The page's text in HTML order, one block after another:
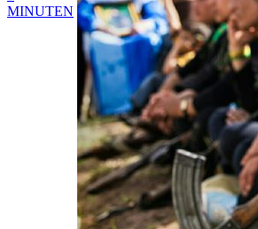
MINUTEN